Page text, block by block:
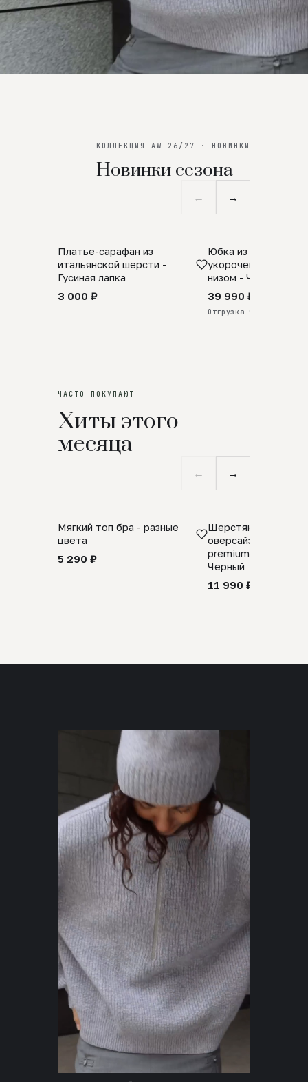
КОЛЛЕКЦИЯ AW 26/27 · НОВИНКИ
Новинки сезона
← →
SALE
Платье-сарафан из
итальянской шерсти -
Гусиная лапка
3 000 ₽
ПРЕДЗАКАЗ
Юбка из
укороченная с
низом - Черный
39 990 ₽
Отгрузка через 25 дней
ЧАСТО ПОКУПАЮТ
Хиты этого
месяца
← →
Мягкий топ бра - разные
цвета
5 290 ₽
Шерстяной свитер
оверсайз 100%
premium merino
Черный
11 990 ₽